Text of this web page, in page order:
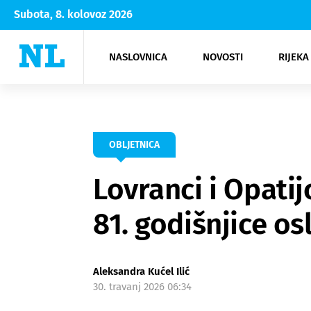
Subota, 8. kolovoz 2026
NASLOVNICA NOVOSTI
Rijeka Opatija
NK
Moda
Kultura
OBLJETNICA
Lovranci i
81. godišnjice
Aleksandra Kućel Ilić
30. travanj 2026 06:34